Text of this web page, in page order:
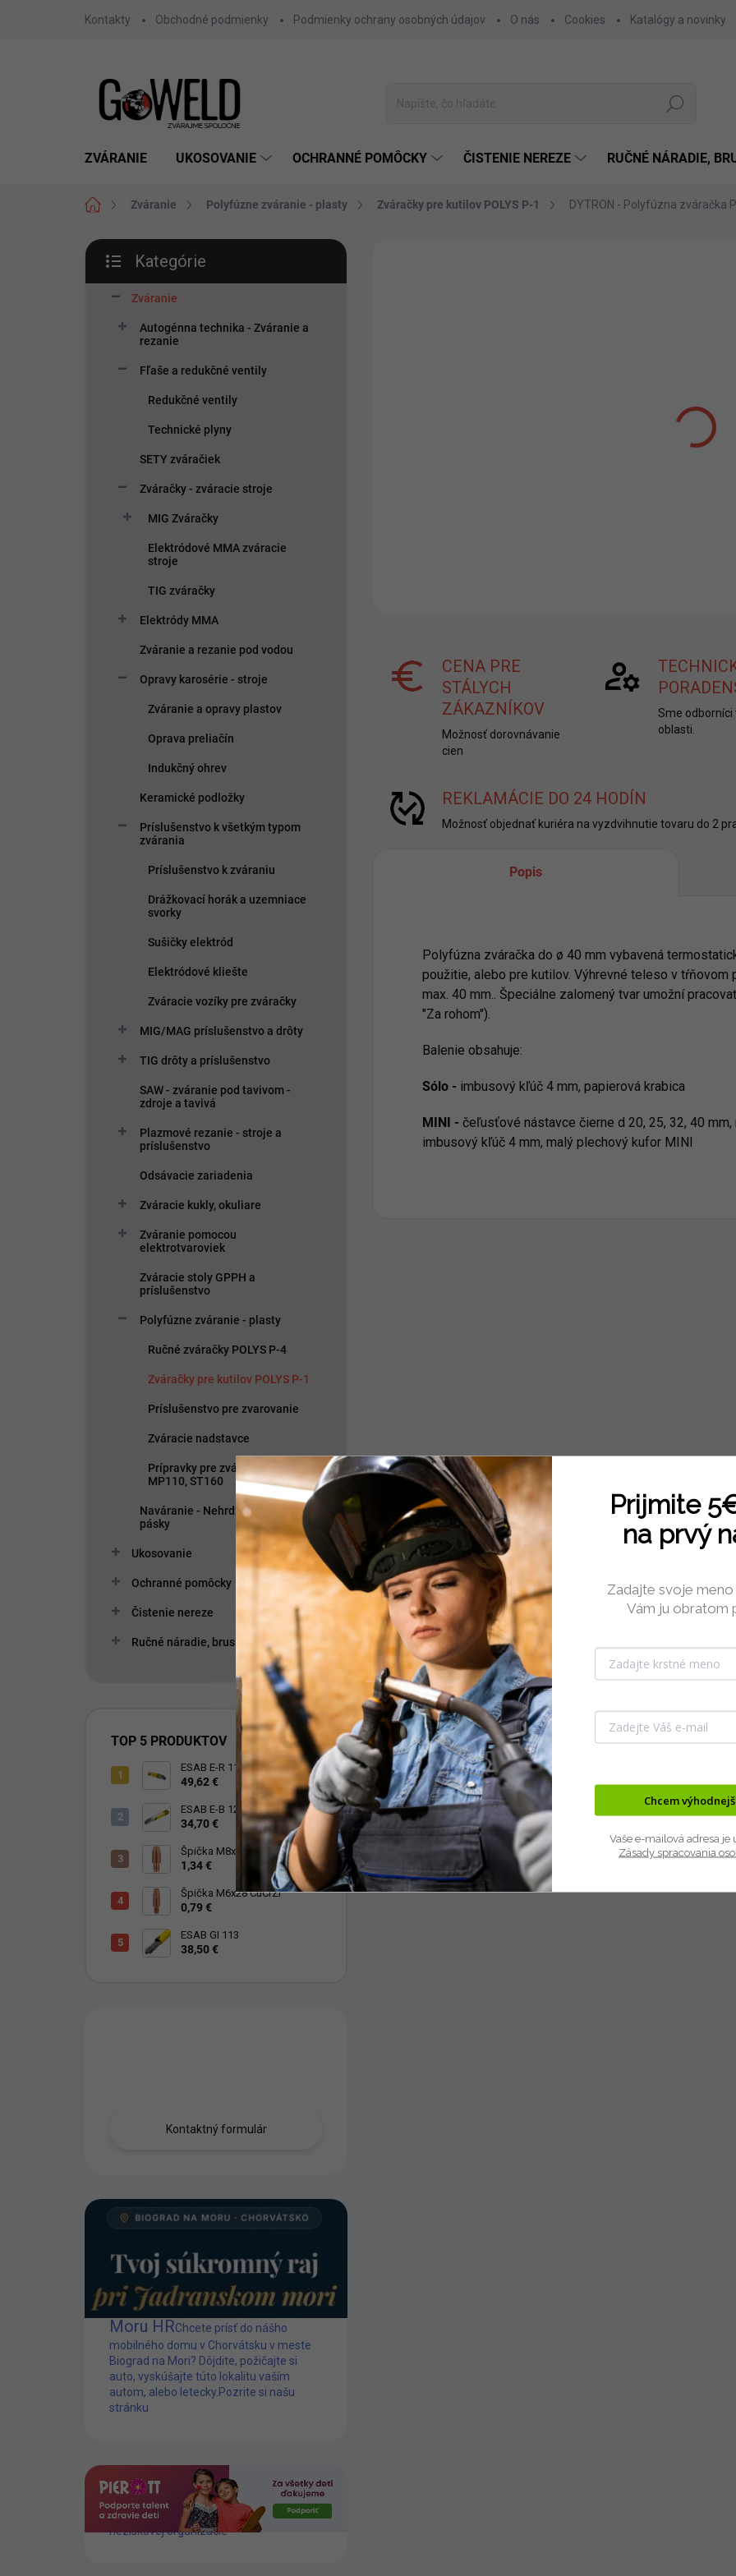
Kontakty
Obchodné podmienky Podmienky ochrany osobných údajov O nás Cookies Katalógy a novinky
Hľadať
ZVÁRANIE UKOSOVANIE OCHRANNÉ POMÔCKY ČISTENIE NEREZE RUČNÉ NÁRADIE,
DomovZváranie Polyfúzne zváranie - plasty Zváračky pre kutilov POLYS P-1 DYTRON - Polyfúzna zváračka
Bočný panel
Preskočiť kategórie
Kategórie
Zváranie
Autogénna technika - Zváranie a
rezanie
Fľaše a redukčné ventily
Redukčné ventily
Technické plyny
SETY zváračiek
Zváračky - zváracie stroje
MIG Zváračky
Elektródové MMA zváracie
stroje
TIG zváračky
Elektródy MMA
Zváranie a rezanie pod vodou
Opravy karosérie - stroje
Zváranie a opravy plastov
Oprava preliačín
Indukčný ohrev
Keramické podložky
Príslušenstvo k všetkým typom
zvárania
Príslušenstvo k zváraniu
Drážkovací horák a uzemniace
svorky
Sušičky elektród
Elektródové kliešte
Zváracie vozíky pre zváračky
MIG/MAG príslušenstvo a drôty
TIG drôty a príslušenstvo
SAW - zváranie pod tavivom -
zdroje a tavivá
Plazmové rezanie - stroje a
príslušenstvo
Odsávacie zariadenia
Zváracie kukly, okuliare
Zváranie pomocou
elektrotvaroviek
Zváracie stoly GPPH a
príslušenstvo
Polyfúzne zváranie - plasty
Ručné zváračky POLYS P-4
Zváračky pre kutilov POLYS P-1
Príslušenstvo pre zvarovanie
Zváracie nadstavce
Prípravky pre zváranie MP75,
MP110, ST160
Naváranie - Nehrdzavejúce
pásky
Ukosovanie
Ochranné pomôcky
Čistenie nereze
Ručné náradie, brusivo a rezivo
TOP 5 PRODUKTOV
ESAB E-R 117
49,62 €
ESAB E-B 121
34,70 €
Špička M8x30 Cu
1,34 €
Špička M6x28 CuCrZr
0,79 €
ESAB GI 113
38,50 €
Kontaktný formulár
Mobilný dom Biograd na
Moru HRChcete prísť do nášho
mobilného domu v Chorvátsku v meste
Biograd na Mori? Dôjdite, požičajte si
auto, vyskúšajte túto lokalitu vaším
autom, alebo letecky. Pozrite si našu
stránku
Dlhoročne podporujeme prácu tejto
neziskovej organizácie
CENA PRE
STÁLYCH
ZÁKAZNÍKOV
Možnosť dorovnávanie
cien
Sme odborníci
oblasti.
REKLAMÁCIE DO 24 HODÍN
Možnosť objednať kuriéra na vyzdvihnutie tovaru do 2
Popis
Polyfúzna zváračka do ø 40 mm vybavená
použitie, alebo pre kutilov. Výhrevné teleso v
max. 40 mm.. Špeciálne zalomený tvar umožní
"Za rohom").
Balenie obsahuje:
Sólo - imbusový kľúč 4 mm, papierová krabica
MINI - čeľusťové nástavce čierne d 20, 25, 32, 40
imbusový kľúč 4 mm, malý plechový kufor MINI
Prijmite
na prvý
Zadajte svoje meno
Vám ju obratom
Chcem
Vaše e-mailová adresa je
Zásady spracovania